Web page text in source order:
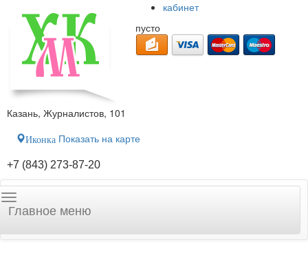
кабинет
пусто
Казань, Журналистов, 101
Иконка Показать на карте
+7 (843) 273-87-20
Главное меню